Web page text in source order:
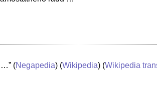
…” (Negapedia) (Wikipedia) (Wikipedia